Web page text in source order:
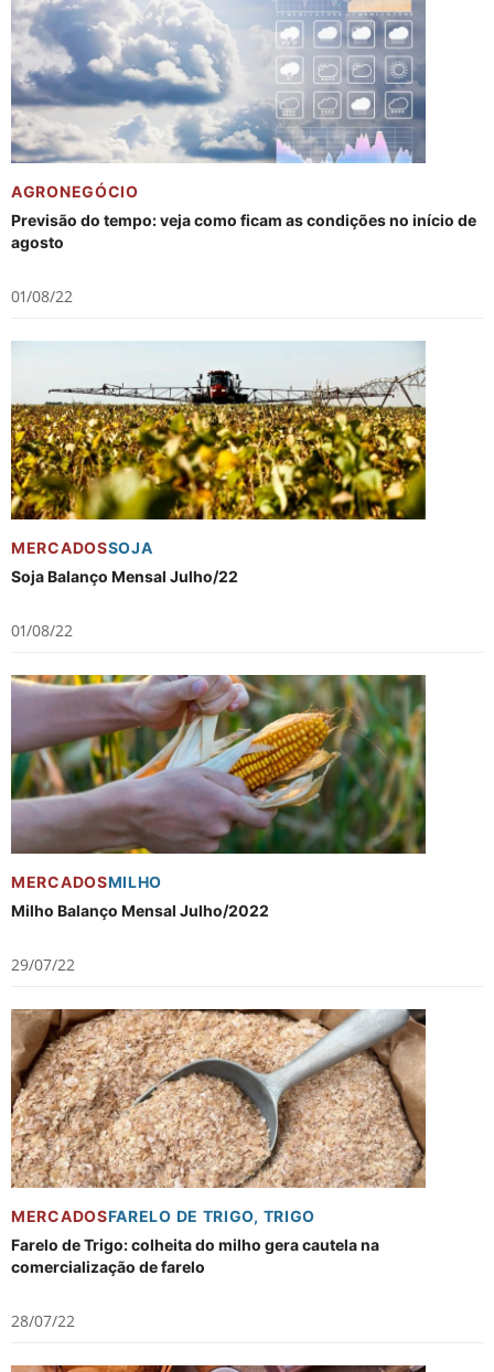
AGRONEGÓCIO
Previsão do tempo: veja como ficam as condições no início de
agosto
01/08/22
MERCADOSSOJA
Soja Balanço Mensal Julho/22
01/08/22
MERCADOSMILHO
Milho Balanço Mensal Julho/2022
29/07/22
MERCADOSFARELO DE TRIGO, TRIGO
Farelo de Trigo: colheita do milho gera cautela na
comercialização de farelo
28/07/22